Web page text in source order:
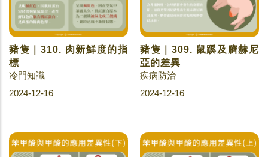
豬隻｜310. 肉新鮮度的指
標
冷門知識
2024-12-16
豬隻｜309. 鼠蹊及臍赫尼
亞的差異
疾病防治
2024-12-16